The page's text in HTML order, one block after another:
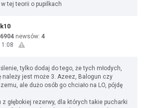
tej teorii o pupilkach
6904 newsów: 4
tylko dodaj do tego, że tych młodych,
należy jest może 3. Azeez, Balogun czy
ale dużo osób go chciało na LO, pójdę
głębokiej rezerwy, dla których takie pucharki